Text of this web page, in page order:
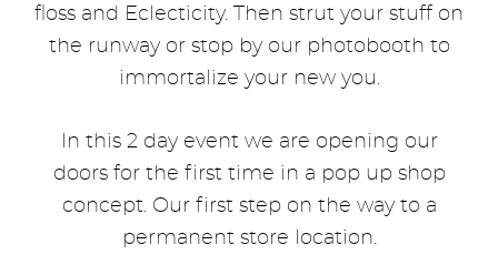
floss and Eclecticity. Then strut your stuff on
the runway or stop by our photobooth to
immortalize your new you.
In this 2 day event we are opening our
doors for the first time in a pop up shop
concept. Our first step on the way to a
permanent store location.